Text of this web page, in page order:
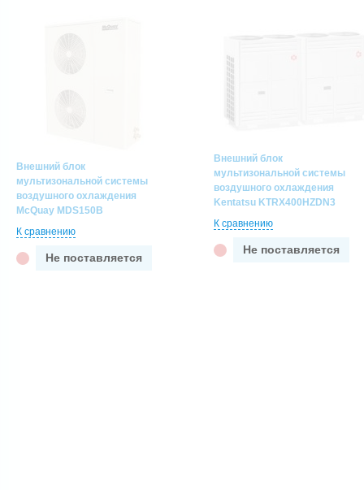
Внешний блок
мультизональной системы
воздушного охлаждения
McQuay MDS150B
К сравнению
Не поставляется
Внешний блок
мультизональной системы
воздушного охлаждения
Kentatsu KTRX400HZDN3
К сравнению
Не поставляется